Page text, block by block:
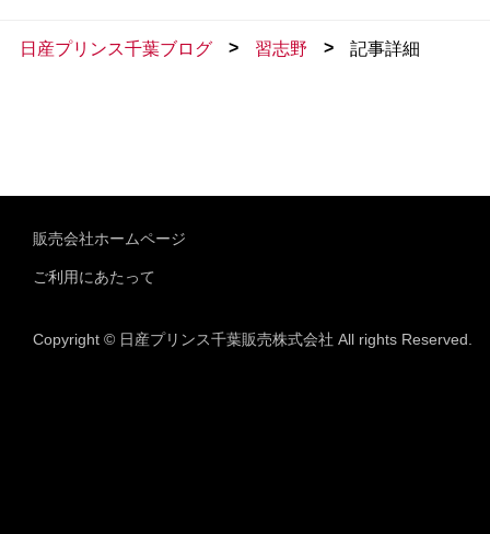
日産プリンス千葉ブログ > 習志野 > 記事詳細
販売会社ホームページ
ご利用にあたって
Copyright © 日産プリンス千葉販売株式会社 All rights Reserved.